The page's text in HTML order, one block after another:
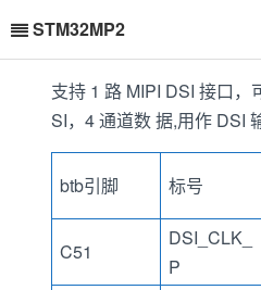
STM32MP2
支持 1 路 MIPI DSI 接口，
SI，4 通道数 据,用作 DSI
btb引脚 标号
C51
DSI_CLK_
P